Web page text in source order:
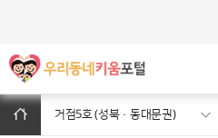
거점5호 (성북·동대문권)